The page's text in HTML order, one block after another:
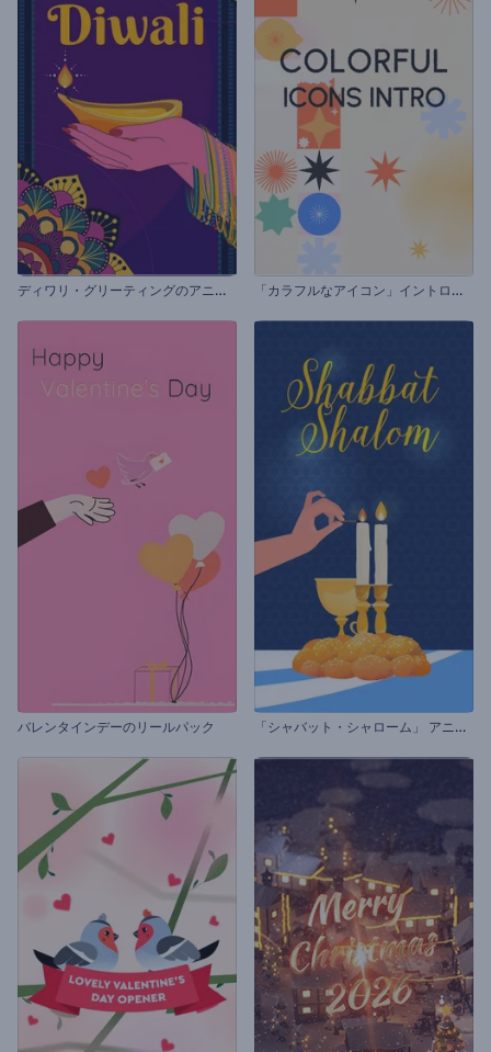
デ
ィワリ・グリーティングのアニメーション 「
カラフルなアイコン」イントロ動画
バレンタインデーのリールパック 「
シャバット・シャローム」 アニメーション